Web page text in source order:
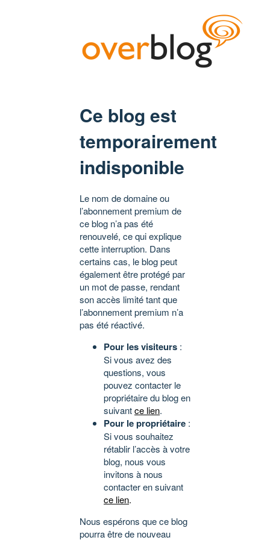
Ce blog est
temporairement
indisponible
Le nom de domaine ou
l’abonnement premium de
ce blog n’a pas été
renouvelé, ce qui explique
cette interruption. Dans
certains cas, le blog peut
également être protégé par
un mot de passe, rendant
son accès limité tant que
l’abonnement premium n’a
pas été réactivé.
Pour les visiteurs :
Si vous avez des
questions, vous
pouvez contacter le
propriétaire du blog en
suivantce lien.
Pour le propriétaire :
Si vous souhaitez
rétablir l’accès à votre
blog, nous vous
invitons à nous
contacter en suivant
ce lien.
Nous espérons que ce blog
pourra être de nouveau